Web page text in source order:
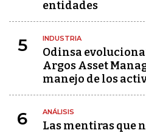
entidades
5 INDUSTRIA
Odinsa
Argos Asset
manejo de los
6 ANÁLISIS
Las mentiras que